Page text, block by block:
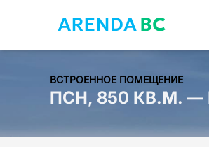
ВСТРОЕННОЕ ПОМЕЩЕНИЕ
ПСН, 850 КВ.М.